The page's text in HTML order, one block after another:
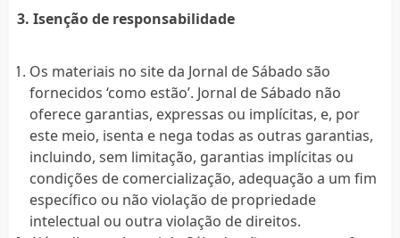
3. Isenção de responsabilidade
Os materiais no site da Jornal de Sábado são
fornecidos ‘como estão’. Jornal de Sábado não
oferece garantias, expressas ou implícitas, e, por
este meio, isenta e nega todas as outras garantias,
incluindo, sem limitação, garantias implícitas ou
condições de comercialização, adequação a um fim
específico ou não violação de propriedade
intelectual ou outra violação de direitos.